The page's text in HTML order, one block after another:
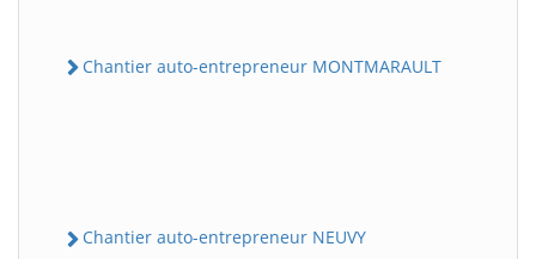
Chantier auto-entrepreneur MONTMARAULT
Chantier auto-entrepreneur NEUVY